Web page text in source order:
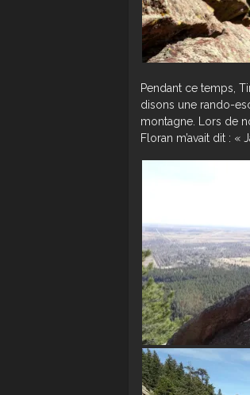
Pendant ce temps,
disons une rando-
montagne. Lors de
Floran m’avait dit : «